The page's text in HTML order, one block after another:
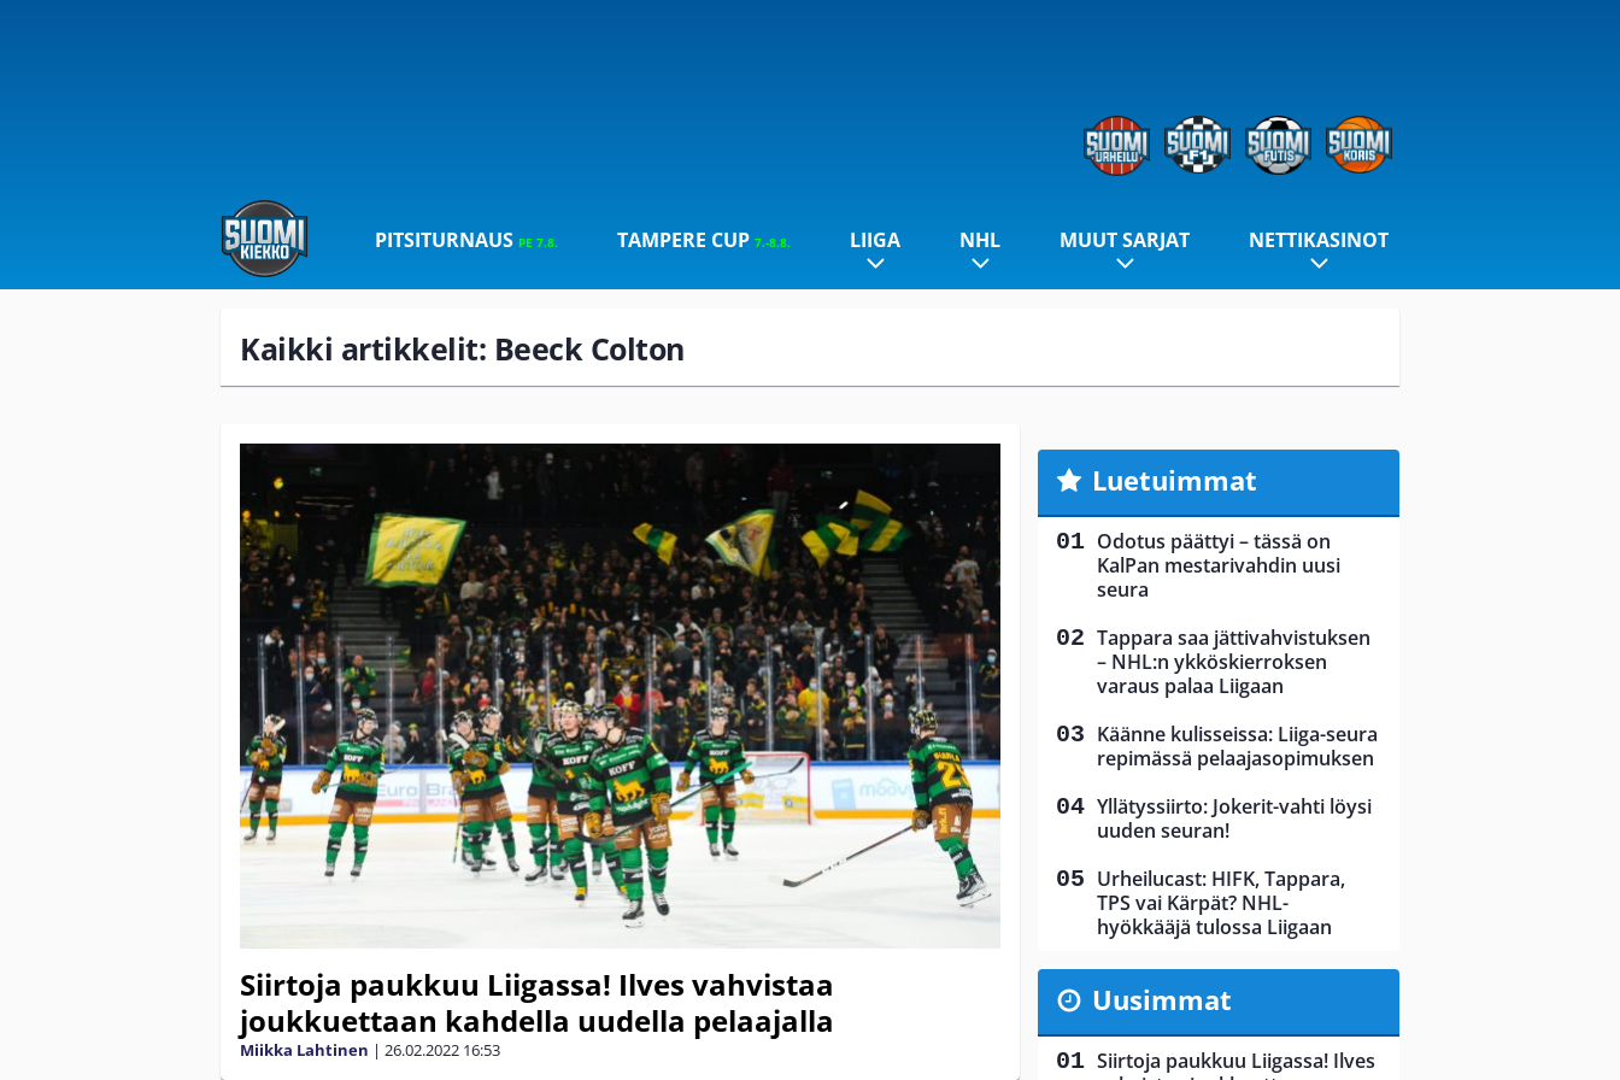
PITSITURNAUS PE 7.8. TAMPERE CUP 7.-8.8. LIIGA NHL MUUT SARJAT NETTIKASINOT
Kaikki artikkelit: Beeck Colton
Siirtoja paukkuu Liigassa! Ilves vahvistaa
joukkuettaan kahdella uudella pelaajalla
Miikka Lahtinen | 26.02.2022 16:53
Luetuimmat
Odotus päättyi – tässä on
KalPan mestarivahdin uusi
seura
Tappara saa jättivahvistuksen
– NHL:n ykköskierroksen
varaus palaa Liigaan
Käänne kulisseissa: Liiga-seura
repimässä pelaajasopimuksen
Yllätyssiirto: Jokerit-vahti löysi
uuden seuran!
Urheilucast: HIFK, Tappara,
TPS vai Kärpät? NHL-
hyökkääjä tulossa Liigaan
Uusimmat
Siirtoja paukkuu Liigassa! Ilves